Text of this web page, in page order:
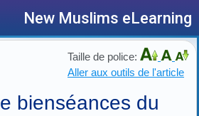
New Muslims eLearning
Taille de police:
Aller aux outils de l'article
bienséances du